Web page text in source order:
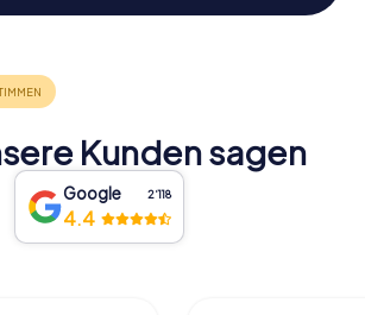
Kunden sagen
Google 2‘118
4.4